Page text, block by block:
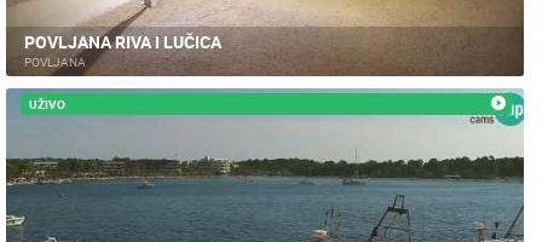
POVLJANA RIVA I LUČICA
POVLJANA
UŽIVO